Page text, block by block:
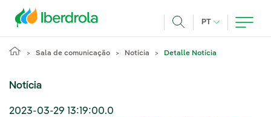
PT IDIOMA ATUAL,
Sala de comunicação Notícia Detalle Notícia
Notícia
2023-03-29 13:19:00.0